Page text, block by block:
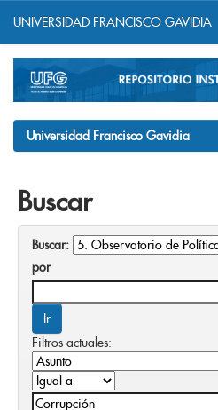
navigation
UNIVERSIDAD FRANCISCO GAVIDIA
Universidad Francisco Gavidia
Buscar
Buscar:
por
Filtros actuales: